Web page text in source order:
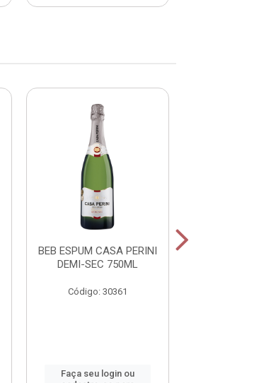
BEB ESPUM CASA PERINI
DEMI-SEC 750ML
Código: 30361
Faça seu login ou